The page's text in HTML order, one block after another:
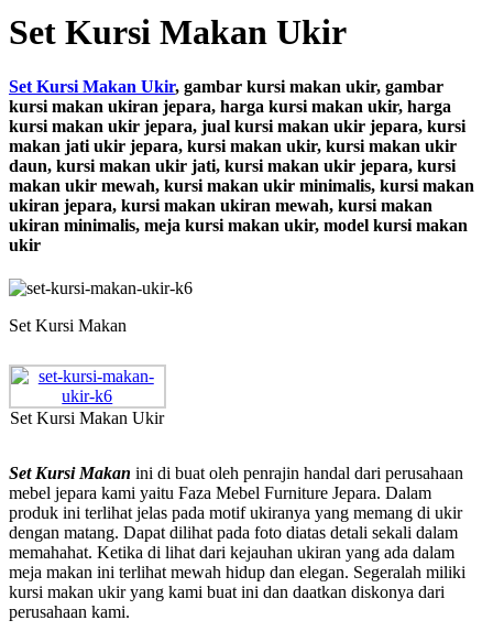
Set Kursi Makan Ukir
Set Kursi Makan Ukir, gambar kursi makan ukir, gambar
kursi makan ukiran jepara, harga kursi makan ukir, harga
kursi makan ukir jepara, jual kursi makan ukir jepara, kursi
makan jati ukir jepara, kursi makan ukir, kursi makan ukir
daun, kursi makan ukir jati, kursi makan ukir jepara, kursi
makan ukir mewah, kursi makan ukir minimalis, kursi makan
ukiran jepara, kursi makan ukiran mewah, kursi makan
ukiran minimalis, meja kursi makan ukir, model kursi makan
ukir
Set Kursi Makan
Set Kursi Makan Ukir
Set Kursi Makan ini di buat oleh penrajin handal dari perusahaan
mebel jepara kami yaitu Faza Mebel Furniture Jepara. Dalam
produk ini terlihat jelas pada motif ukiranya yang memang di ukir
dengan matang. Dapat dilihat pada foto diatas detali sekali dalam
memahahat. Ketika di lihat dari kejauhan ukiran yang ada dalam
meja makan ini terlihat mewah hidup dan elegan. Segeralah miliki
kursi makan ukir yang kami buat ini dan daatkan diskonya dari
perusahaan kami.